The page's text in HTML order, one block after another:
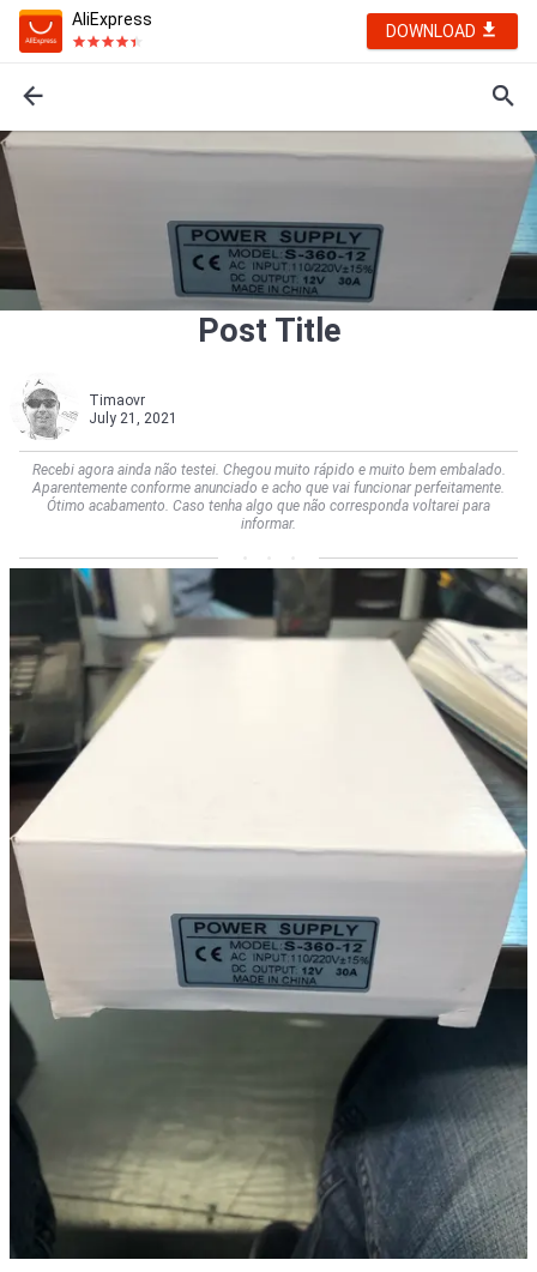
AliExpress
DOWNLOAD
Post Title
Timaovr
July 21, 2021
Recebi agora ainda não testei. Chegou muito rápido e muito bem embalado.
Aparentemente conforme anunciado e acho que vai funcionar perfeitamente.
Ótimo acabamento. Caso tenha algo que não corresponda voltarei para
informar.